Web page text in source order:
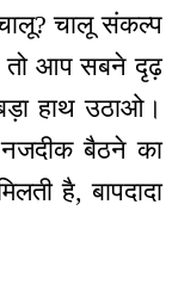
चालू संकल्प
तो आप सबने दृढ़
हाथ उठाओ।
बैठने का
है, बापदादा